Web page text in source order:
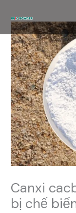
đến
dung
Canxi
bị chế